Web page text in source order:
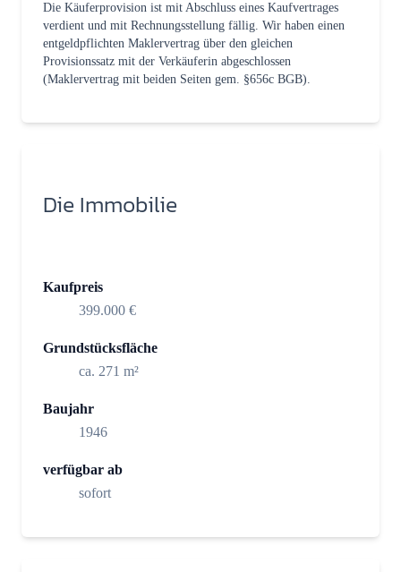
Die Käuferprovision ist mit Abschluss eines Kaufvertrages
verdient und mit Rechnungsstellung fällig. Wir haben einen
entgeldpflichten Maklervertrag über den gleichen
Provisionssatz mit der Verkäuferin abgeschlossen
(Maklervertrag mit beiden Seiten gem. §656c BGB).
Die Immobilie
Kaufpreis
399.000 €
Grundstücksfläche
ca. 271 m²
Baujahr
1946
verfügbar ab
sofort